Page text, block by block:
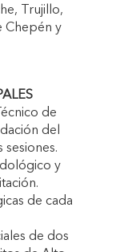
Trujillo,
Chepén y
de
del
y
de cada
de dos